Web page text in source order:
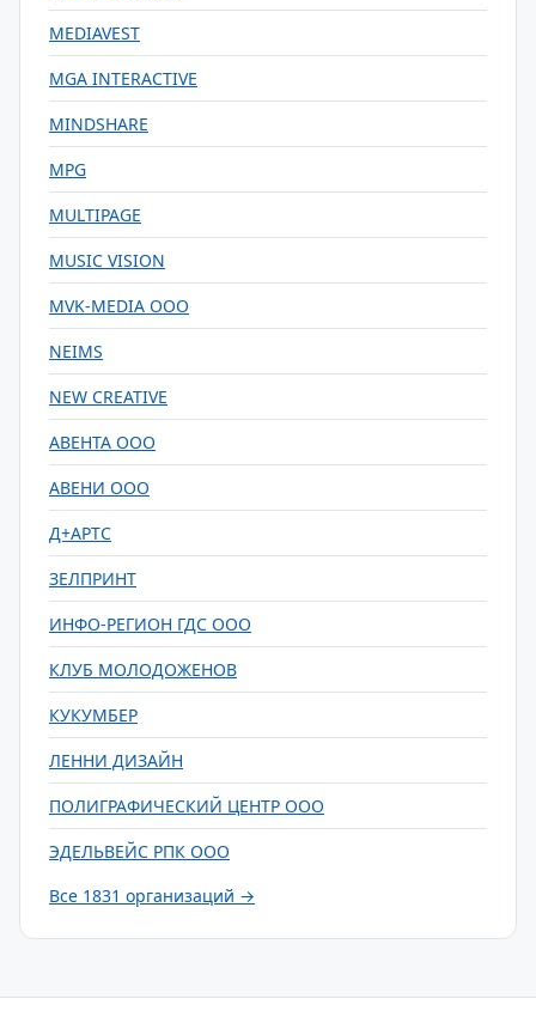
MEDIAVEST
MGA INTERACTIVE
MINDSHARE
MPG
MULTIPAGE
MUSIC VISION
MVK-MEDIA ООО
NEIMS
NEW CREATIVE
АВЕНТА ООО
АВЕНИ ООО
Д+АРТС
ЗЕЛПРИНТ
ИНФО-РЕГИОН ГДС ООО
КЛУБ МОЛОДОЖЕНОВ
КУКУМБЕР
ЛЕННИ ДИЗАЙН
ПОЛИГРАФИЧЕСКИЙ ЦЕНТР ООО
ЭДЕЛЬВЕЙС РПК ООО
Все 1831 организаций →